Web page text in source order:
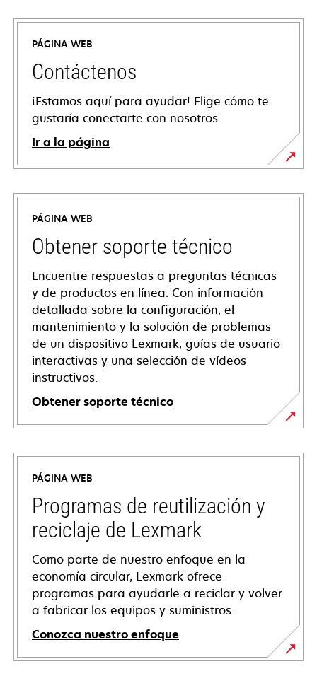
PÁGINA WEB
Contáctenos
¡Estamos aquí para ayudar! Elige cómo te
gustaría conectarte con nosotros.
Ir a la página
PÁGINA WEB
Obtener soporte técnico
Encuentre respuestas a preguntas técnicas
y de productos en línea. Con información
detallada sobre la configuración, el
mantenimiento y la solución de problemas
de un dispositivo Lexmark, guías de usuario
interactivas y una selección de vídeos
instructivos.
Obtener soporte técnico
se
abre
una
pestaña
nueva
PÁGINA WEB
Programas de reutilización y
reciclaje de Lexmark
Como parte de nuestro enfoque en la
economía circular, Lexmark ofrece
programas para ayudarle a reciclar y volver
a fabricar los equipos y suministros.
Conozca nuestro enfoque